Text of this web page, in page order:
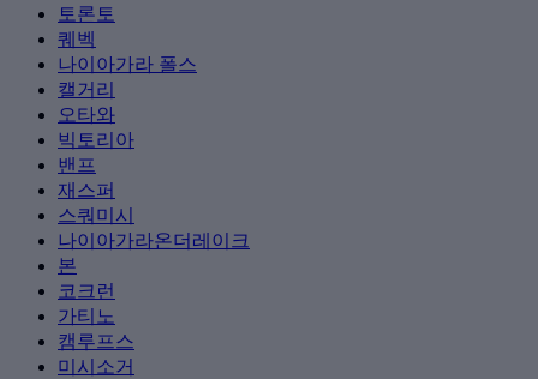
토론토
퀘벡
나이아가라 폴스
캘거리
오타와
빅토리아
밴프
재스퍼
스쿼미시
나이아가라온더레이크
본
코크런
가티노
캠루프스
미시소거